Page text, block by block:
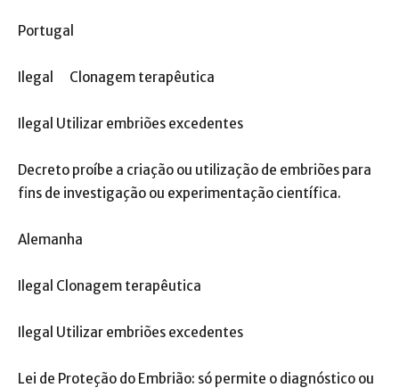
Portugal
Ilegal Clonagem terapêutica
Ilegal Utilizar embriões excedentes
Decreto proíbe a criação ou utilização de embriões para
fins de investigação ou experimentação científica.
Alemanha
Ilegal Clonagem terapêutica
Ilegal Utilizar embriões excedentes
Lei de Proteção do Embrião: só permite o diagnóstico ou